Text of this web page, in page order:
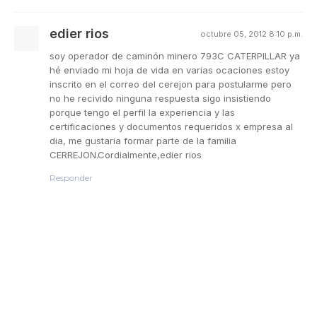
edier rios octubre 05, 2012 8:10 p.m.
soy operador de caminón minero 793C CATERPILLAR ya
hé enviado mi hoja de vida en varias ocaciones estoy
inscrito en el correo del cerejon para postularme pero
no he recivido ninguna respuesta sigo insistiendo
porque tengo el perfil la experiencia y las
certificaciones y documentos requeridos x empresa al
dia, me gustaria formar parte de la familia
CERREJON.Cordialmente,edier rios
Responder